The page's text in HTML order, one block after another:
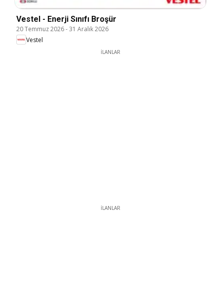
Vestel - Enerji Sınıfı Broşür
20 Temmuz 2026-31 Aralık 2026
Vestel
İLANLAR
İLANLAR